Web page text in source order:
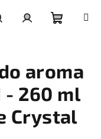
košík
aroma
- 260 ml
Crystal